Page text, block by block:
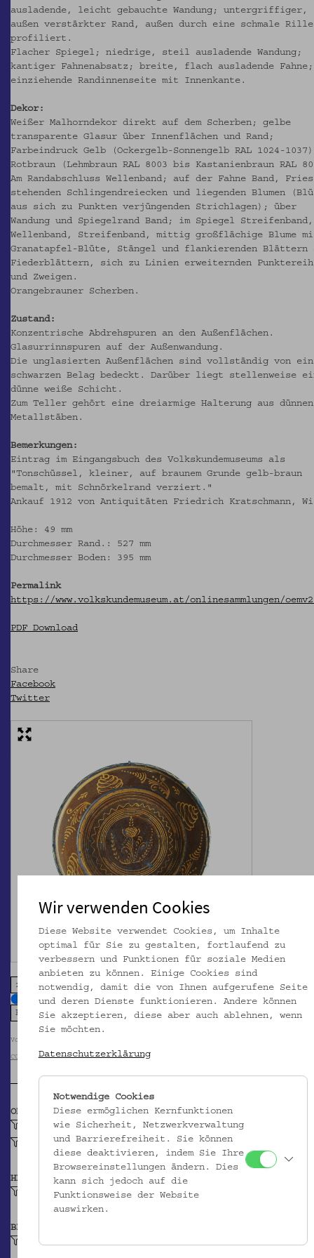
ausladende, leicht gebauchte Wandung; untergriffiger,
außen verstärkter Rand, außen durch eine schmale Rille
profiliert.
Flacher Spiegel; niedrige, steil ausladende Wandung;
kantiger Fahnenabsatz; breite, flach ausladende Fahne;
einziehende Randinnenseite mit Innenkante.
Dekor:
Weißer Malhorndekor direkt auf dem Scherben; gelbe
transparente Glasur über Innenflächen und Rand;
Farbeindruck Gelb (Ockergelb-Sonnengelb RAL 1024-
Rotbraun (Lehmbraun RAL 8003 bis Kastanienbraun RAL
Am Randabschluss Wellenband; auf der Fahne Band,
stehenden Schlingendreiecken und liegenden Blumen
aus sich zu Punkten verjüngenden Strichlagen); über
Wandung und Spiegelrand Band; im Spiegel Streifenband,
Wellenband, Streifenband, mittig großflächige Blume
Granatapfel-Blüte, Stängel und flankierenden Blättern
Fiederblättern, sich zu Linien erweiternden
und Zweigen.
Orangebrauner Scherben.
Zustand:
Konzentrische Abdrehspuren an den Außenflächen.
Glasurrinnspuren auf der Außenwandung.
Die unglasierten Außenflächen sind vollständig von
schwarzen Belag bedeckt. Darüber liegt stellenweise
dünne weiße Schicht.
Zum Teller gehört eine dreiarmige Halterung aus dünnen
Metallstäben.
Bemerkungen:
Eintrag im Eingangsbuch des Volkskundemuseums als
"Tonschüssel, kleiner, auf braunem Grunde gelb-braun
bemalt, mit Schnörkelrand verziert."
Ankauf 1912 von Antiquitäten Friedrich Kratschmann,
Höhe: 49 mm
Durchmesser Rand.: 527 mm
Durchmesser Boden: 395 mm
Permalink
https://www.volkskundemuseum.at/onlinesammlungen/
PDF Download
Share
Facebook
Twitter
zoom in zoom out
Volkskundemuseum Wien / Foto: Dorothea von Miller
CC BY-NC-SA
OBJEKTKLASSE
Teller (Keramik)
Krapfenteller
HERSTELLER/IN
Unbekannt
BEITRAGENDE/R
Kratschmann, Friedrich
Wir verwenden Cookies
Diese Website verwendet Cookies, um Inhalte
optimal für Sie zu gestalten, fortlaufend zu
verbessern und Funktionen für soziale Medien
anbieten zu können. Einige Cookies sind
notwendig, damit die von Ihnen aufgerufene Seite
und deren Dienste funktionieren. Andere können
Sie akzeptieren, diese aber auch ablehnen, wenn
Sie möchten.
Datenschutzerklärung
Notwendige Cookies
Diese ermöglichen Kernfunktionen
wie Sicherheit, Netzwerkverwaltung
und Barrierefreiheit. Sie können
diese deaktivieren, indem Sie Ihre
Browsereinstellungen ändern. Dies
kann sich jedoch auf die
Funktionsweise der Website
auswirken.